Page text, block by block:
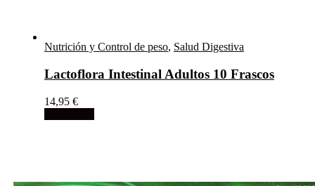
Nutrición y Control de peso, Salud Digestiva
Lactoflora Intestinal Adultos 10 Frascos
14,95 €